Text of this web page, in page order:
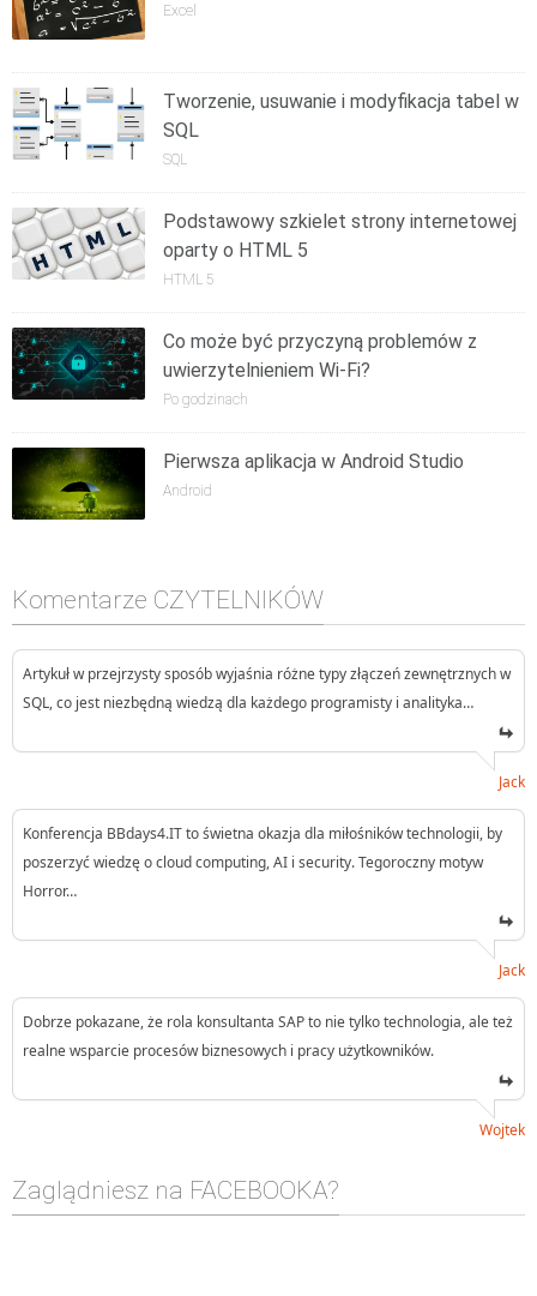
Excel
Tworzenie, usuwanie i modyfikacja tabel w
SQL
SQL
Podstawowy szkielet strony internetowej
oparty o HTML 5
HTML 5
Co może być przyczyną problemów z
uwierzytelnieniem Wi-Fi?
Po godzinach
Pierwsza aplikacja w Android Studio
Android
Komentarze CZYTELNIKÓW
Artykuł w przejrzysty sposób wyjaśnia różne typy złączeń zewnętrznych w
SQL, co jest niezbędną wiedzą dla każdego programisty i analityka…
Jack
Konferencja BBdays4.IT to świetna okazja dla miłośników technologii, by
poszerzyć wiedzę o cloud computing, AI i security. Tegoroczny motyw
Horror…
Jack
Dobrze pokazane, że rola konsultanta SAP to nie tylko technologia, ale też
realne wsparcie procesów biznesowych i pracy użytkowników.
Wojtek
Zaglądniesz na FACEBOOKA?